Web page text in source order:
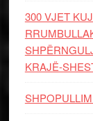
300 VJET
KRAJË-